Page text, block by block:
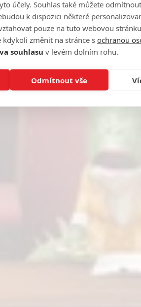
účely. Souhlas také můžete
k dispozici některé
pouze na tuto webovou
změnit na stránce sochranou
souhlasu v levém dolním rohu.
Odmítnout vše